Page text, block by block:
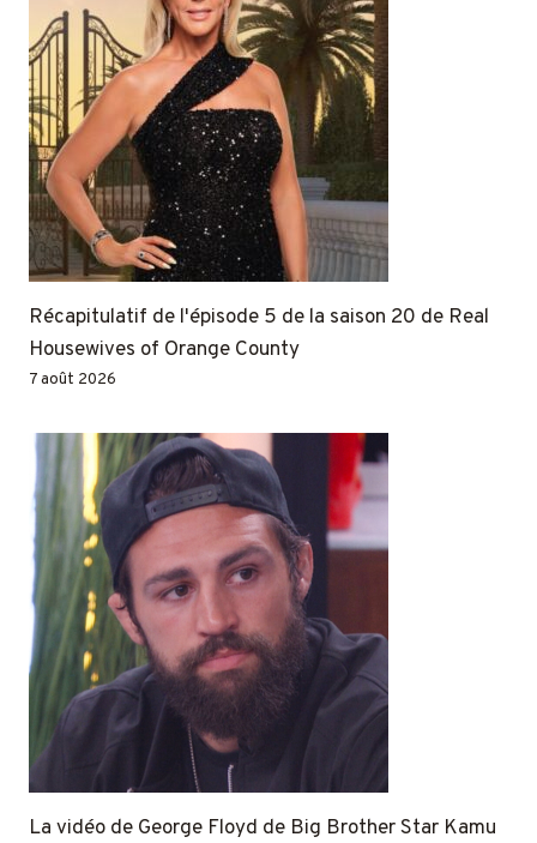
Récapitulatif de l'épisode 5 de la saison 20 de Real
Housewives of Orange County
7 août 2026
La vidéo de George Floyd de Big Brother Star Kamu